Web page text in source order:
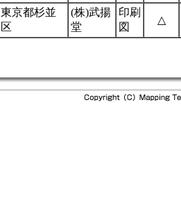
東京都杉並
区
(株)武揚
堂
印刷
図
△